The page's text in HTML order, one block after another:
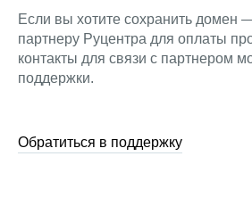
Если вы хотите сохранить домен
партнеру Руцентра для оплаты
контакты для связи с партнером
поддержки.
Обратиться в поддержку